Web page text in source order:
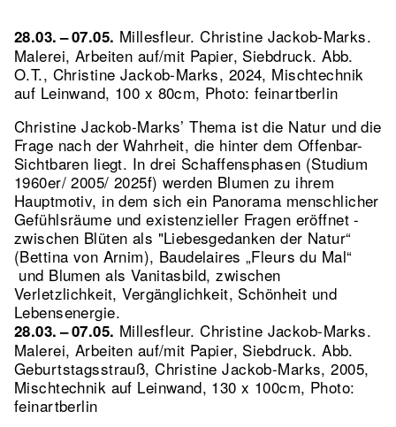
28.03. – 07.05. Millesfleur. Christine Jackob-Marks.
Malerei, Arbeiten auf/mit Papier, Siebdruck.Abb.
O.T., Christine Jackob-Marks, 2024, Mischtechnik
auf Leinwand, 100 x 80cm, Photo: feinartberlin
Christine Jackob-Marks’ Thema ist die Natur und die
Frage nach der Wahrheit, die hinter dem Offenbar-
Sichtbaren liegt. In drei Schaffensphasen (Studium
1960er/ 2005/ 2025f) werden Blumen zu ihrem
Hauptmotiv, in dem sich ein Panorama menschlicher
Gefühlsräume und existenzieller Fragen eröffnet -
zwischen Blüten als "Liebesgedanken der Natur“
(Bettina von Arnim), Baudelaires „Fleurs du Mal“
und Blumen als Vanitasbild, zwischen
Verletzlichkeit, Vergänglichkeit, Schönheit und
Lebensenergie.
28.03. – 07.05. Millesfleur. Christine Jackob-Marks.
Malerei, Arbeiten auf/mit Papier, Siebdruck.Abb.
Geburtstagsstrauß, Christine Jackob-Marks, 2005,
Mischtechnik auf Leinwand, 130 x 100cm, Photo:
feinartberlin